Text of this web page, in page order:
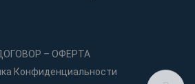
– ОФЕРТА
Конфиденциальности